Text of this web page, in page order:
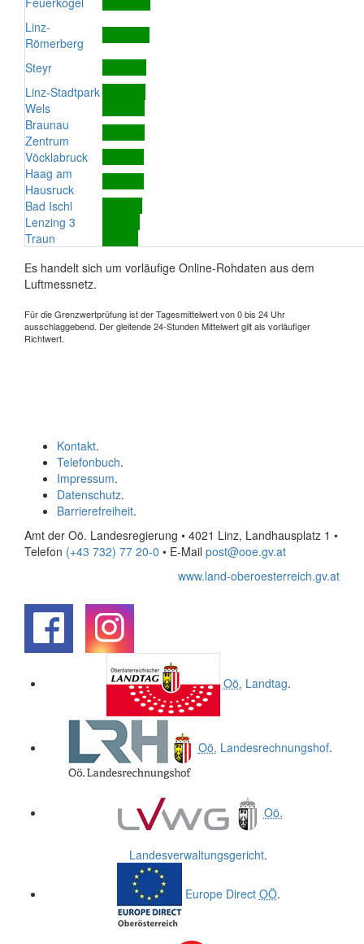
Linz-
Römerberg
Steyr
Linz-Stadtpark
Wels
Braunau
Zentrum
Vöcklabruck
Haag am
Hausruck
Bad Ischl
Lenzing 3
Traun
Es handelt sich um vorläufige Online-Rohdaten aus dem
Luftmessnetz.
Für die Grenzwertprüfung ist der Tagesmittelwert von 0 bis 24 Uhr
ausschlaggebend. Der gleitende 24-Stunden Mittelwert gilt als vorläufiger
Richtwert.
Kontakt.
Telefonbuch.
Impressum.
Datenschutz.
Barrierefreiheit.
Amt der Oö. Landesregierung • 4021 Linz, Landhausplatz 1 •
Telefon (+43 732) 77 20-0 • E-Mail post@ooe.gv.at
www.land-oberoesterreich.gv.at
Oö. Landtag.
Oö. Landesrechnungshof.
Oö.
Landesverwaltungsgericht.
Europe Direct OÖ.